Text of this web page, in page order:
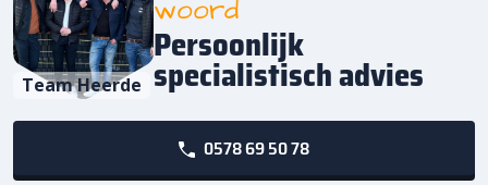
Team Heerde
woord
Persoonlijk
specialistisch advies
0578 69 50 78